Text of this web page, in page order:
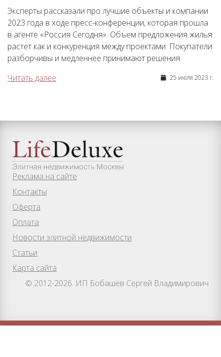
Эксперты рассказали про лучшие объекты и компании
2023 года в ходе пресс-конференции, которая прошла
в агенте «Россия Сегодня». Объем предложения жилья
растет как и конкуренция между проектами. Покупатели
разборчивы и медленнее принимают решения.
Читать далее
25 июля 2023 г.
Реклама на сайте
Контакты
Оферта
Оплата
Новости элитной недвижимости
Статьи
Карта сайта
© 2012-2026. ИП Бобашев Сергей Владимирович